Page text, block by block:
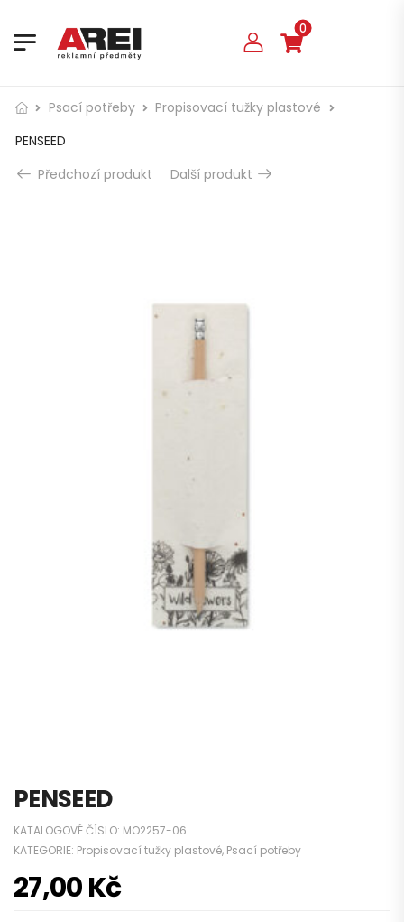
0
Psací potřeby
Propisovací tužky plastové
PENSEED
Předchozí produkt
Další produkt
PENSEED
KATALOGOVÉ ČÍSLO: MO2257-06
KATEGORIE: Propisovací tužky plastové, Psací potřeby
27,00Kč